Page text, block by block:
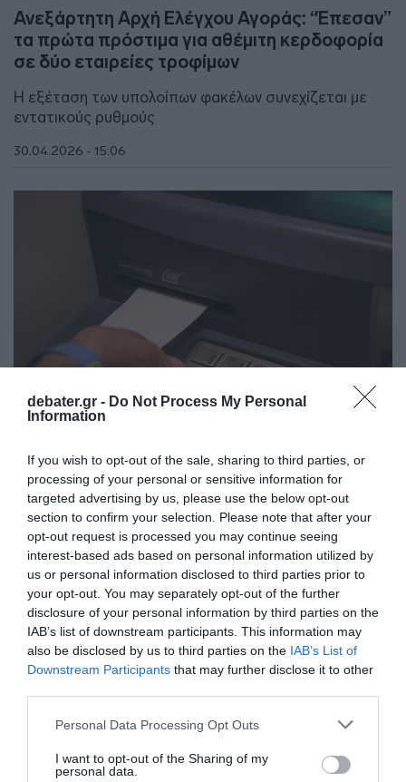
debater.gr - Do Not Process My Personal
Information
If you wish to opt-out of the sale, sharing to third parties, or
processing of your personal or sensitive information for
targeted advertising by us, please use the below opt-out
section to confirm your selection. Please note that after your
opt-out request is processed you may continue seeing
interest-based ads based on personal information utilized by
us or personal information disclosed to third parties prior to
your opt-out. You may separately opt-out of the further
disclosure of your personal information by third parties on the
IAB’s list of downstream participants. This information may
also be disclosed by us to third parties on the IAB’s List of
Downstream Participants that may further disclose it to other
Please note that this website/app uses one or more Google
not limited to your visit or usage behaviour. You may click to
grant or deny consent to Google and its third-party tags to
Personal Data Processing Opt Outs
I want to opt-out of the Sharing of my
personal data.
Ανεξάρτητη Αρχή Ελέγχου Αγοράς: “Έπεσαν”
τα πρώτα πρόστιμα για αθέμιτη κερδοφορία
σε δύο εταιρείες τροφίμων
Η εξέταση των υπολοίπων φακέλων συνεχίζεται με
εντατικούς ρυθμούς
30.04.2026 - 15:06
ΟΙΚΟΝΟΜΙΑ
Πρόστιμο 140.000 ευρώ στην Τράπεζα
Ηπείρου για καταχρηστικές χρεώσεις σε
στεγαστικά δάνεια
Από την Ανεξάρτητη Αρχή Ελέγχου της Αγοράς και
Προστασίας του Καταναλωτή
15.04.2026 - 12:06